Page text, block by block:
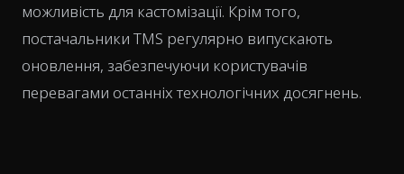
можливість для кастомізації. Крім того,
постачальники TMS регулярно випускають
оновлення, забезпечуючи користувачів
перевагами останніх технологічних досягнень.